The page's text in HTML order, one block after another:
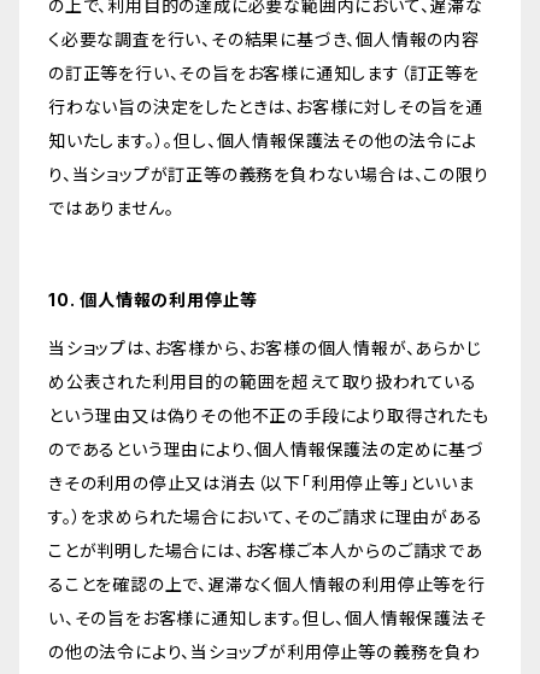
の上で、利用目的の達成に必要な範囲内において、遅滞な
く必要な調査を行い、その結果に基づき、個人情報の内容
の訂正等を行い、その旨をお客様に通知します（訂正等を
行わない旨の決定をしたときは、お客様に対しその旨を通
知いたします。）。但し、個人情報保護法その他の法令によ
り、当ショップが訂正等の義務を負わない場合は、この限り
ではありません。
10. 個人情報の利用停止等
当ショップは、お客様から、お客様の個人情報が、あらかじ
め公表された利用目的の範囲を超えて取り扱われている
という理由又は偽りその他不正の手段により取得されたも
のであるという理由により、個人情報保護法の定めに基づ
きその利用の停止又は消去（以下「利用停止等」といいま
す。）を求められた場合において、そのご請求に理由がある
ことが判明した場合には、お客様ご本人からのご請求であ
ることを確認の上で、遅滞なく個人情報の利用停止等を行
い、その旨をお客様に通知します。但し、個人情報保護法そ
の他の法令により、当ショップが利用停止等の義務を負わ